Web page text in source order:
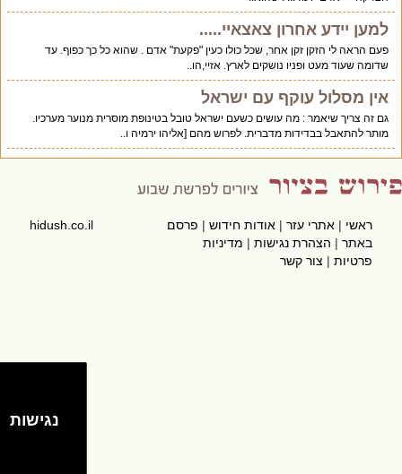
למען יידע אחרון צאצאיי.....
פעם הראה לי הזקן זקן אחר, שכל כולו כעין "פקעת" אדם . שהוא כל כך כפוף. עד
שדומה שעוד מעט ופניו נושקים לארץ. אזיי,הו..
אין מסלול עוקף עם ישראל
גם זה צריך שיאמר : מה עושים כשעם ישראל טובל בטינופת מוסרית מנוער מערכיו.
מותר להתאבל בבדידות מדברית. לפרוש מהם [אליהו ירמיה ו..
ראשי|אתרי עזר|אודות חידוש|פרסם
באתר|הצהרת נגישות|מדיניות
פרטיות|צור קשר
hidush.co.il
נגישות